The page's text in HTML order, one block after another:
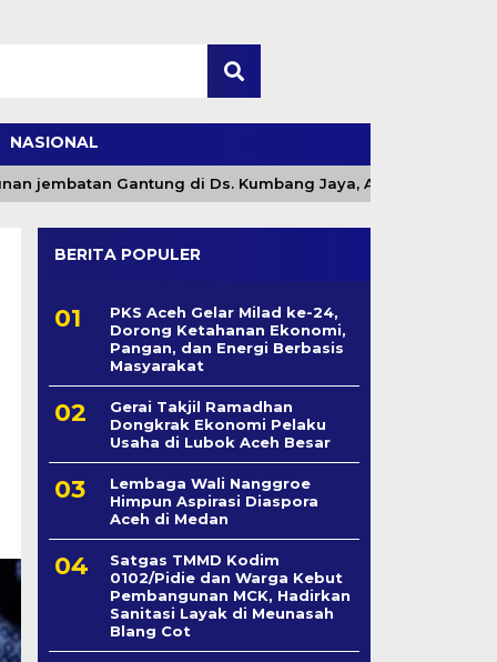
NASIONAL
Gantung di Ds. Kumbang Jaya, Aceh Tenggara
BERITA POPULER
PKS Aceh Gelar Milad ke-24,
Dorong Ketahanan Ekonomi,
Pangan, dan Energi Berbasis
Masyarakat
Gerai Takjil Ramadhan
Dongkrak Ekonomi Pelaku
Usaha di Lubok Aceh Besar
Lembaga Wali Nanggroe
Himpun Aspirasi Diaspora
Aceh di Medan
Satgas TMMD Kodim
0102/Pidie dan Warga Kebut
Pembangunan MCK, Hadirkan
Sanitasi Layak di Meunasah
Blang Cot